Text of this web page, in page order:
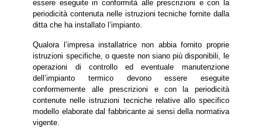
essere eseguite in conformità alle prescrizioni e con la
periodicità contenuta nelle istruzioni tecniche fornite dalla
ditta che ha installato l’impianto.
Qualora l’impresa installatrice non abbia fornito proprie
istruzioni specifiche, o queste non siano più disponibili, le
operazioni di controllo ed eventuale manutenzione
dell’impianto termico devono essere eseguite
conformemente alle prescrizioni e con la periodicità
contenute nelle istruzioni tecniche relative allo specifico
modello elaborate dal fabbricante ai sensi della normativa
vigente.